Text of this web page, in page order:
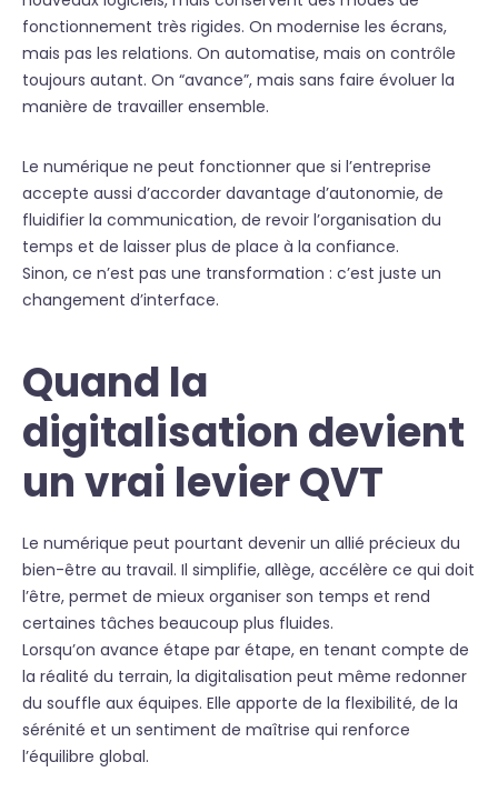
fonctionnement très rigides. On modernise les écrans,
mais pas les relations. On automatise, mais on contrôle
toujours autant. On “avance”, mais sans faire évoluer la
manière de travailler ensemble.
Le numérique ne peut fonctionner que si l’entreprise
accepte aussi d’accorder davantage d’autonomie, de
fluidifier la communication, de revoir l’organisation du
temps et de laisser plus de place à la confiance.
Sinon, ce n’est pas une transformation : c’est juste un
changement d’interface.
Quand la
digitalisation devient
un vrai levier QVT
Le numérique peut pourtant devenir un allié précieux du
bien-être au travail. Il simplifie, allège, accélère ce qui doit
l’être, permet de mieux organiser son temps et rend
certaines tâches beaucoup plus fluides.
Lorsqu’on avance étape par étape, en tenant compte de
la réalité du terrain, la digitalisation peut même redonner
du souffle aux équipes. Elle apporte de la flexibilité, de la
sérénité et un sentiment de maîtrise qui renforce
l’équilibre global.